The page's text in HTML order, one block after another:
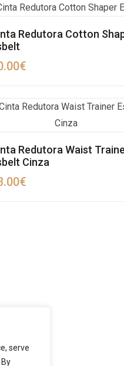
serve
Redutora Cotton
€
Redutora Waist
Cinza
€